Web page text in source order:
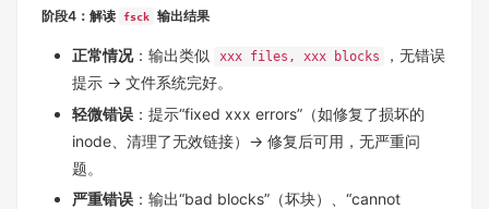
阶段4：解读 fsck 输出结果
正常情况：输出类似 xxx files, xxx blocks
，无错误
提示 → 文件系统完好。
轻微错误 ：提示“fixed xxx errors”（如修复了损坏的
inode、清理了无效链接）→ 修复后可用，无严重问
题。
严重错误 ：输出“bad blocks”（坏块）、“cannot